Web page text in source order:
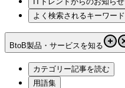
よく検索されるキーワード
BtoB製品・サービスを知る
カテゴリー記事を読む
用語集